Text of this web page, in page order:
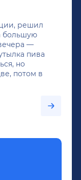
решил
большую
—
пива
но
потом в
почти